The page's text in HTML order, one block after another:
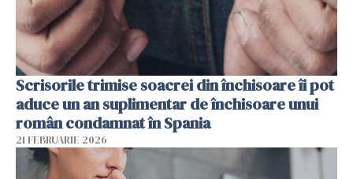
Scrisorile trimise soacrei din închisoare îi pot
aduce un an suplimentar de închisoare unui
român condamnat în Spania
21 FEBRUARIE 2026